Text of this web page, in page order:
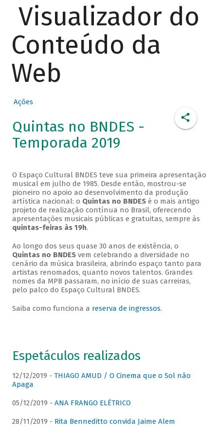
Visualizador do
Conteúdo da
Web
Ações
Quintas no BNDES -
Temporada 2019
O Espaço Cultural BNDES teve sua primeira apresentação
musical em julho de 1985. Desde então, mostrou-se
pioneiro no apoio ao desenvolvimento da produção
artística nacional: o Quintas no BNDESé o mais antigo
projeto de realização contínua no Brasil, oferecendo
apresentações musicais públicas e gratuitas, sempre às
quintas-feiras às 19h.
Ao longo dos seus quase 30 anos de existência, o
Quintas no BNDESvem celebrando a diversidade no
cenário da música brasileira, abrindo espaço tanto para
artistas renomados, quanto novos talentos. Grandes
nomes da MPB passaram, no início de suas carreiras,
pelo palco do Espaço Cultural BNDES.
Saiba como funciona a reserva de ingressos.
Espetáculos realizados
12/12/2019 - THIAGO AMUD / O Cinema que o Sol não
Apaga
05/12/2019 - ANA FRANGO ELÉTRICO
28/11/2019 - Rita Benneditto convida Jaime Alem